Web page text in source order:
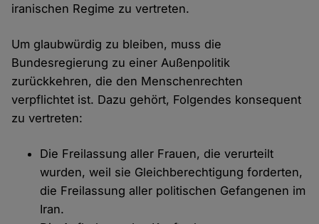
iranischen Regime zu vertreten.
Um glaubwürdig zu bleiben, muss die
Bundesregierung zu einer Außenpolitik
zurückkehren, die den Menschenrechten
verpflichtet ist. Dazu gehört, Folgendes konsequent
zu vertreten:
Die Freilassung aller Frauen, die verurteilt
wurden, weil sie Gleichberechtigung forderten,
die Freilassung aller politischen Gefangenen im
Iran.